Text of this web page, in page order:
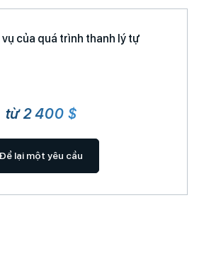
của quá trình thanh lý tự
từ 2 400 $
Để lại một yêu cầu